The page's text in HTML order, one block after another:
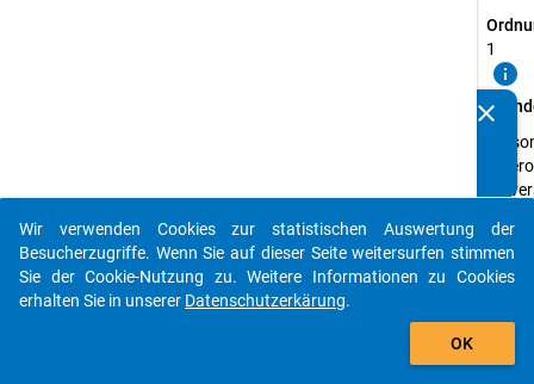
1
info
clear
auto_stories
add_shopping_cart
Wir verwenden Cookies zur statistischen Auswertung der
Besucherzugriffe. Wenn Sie auf dieser Seite weitersurfen stimmen
Sie der Cookie-Nutzung zu. Weitere Informationen zu Cookies
erhalten Sie in unserer Datenschutzerkärung.
OK